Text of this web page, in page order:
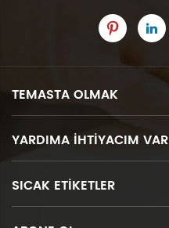
TEMASTA OLMAK
YARDIMA IHTIYACIM VAR
SICAK ETIKETLER